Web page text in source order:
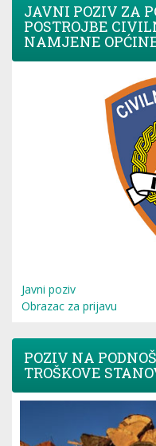
JAVNI POZIV ZA
POSTROJBE
NAMJENE
Javni poziv
Obrazac za prijavu
POZIV NA
TROŠKOVE